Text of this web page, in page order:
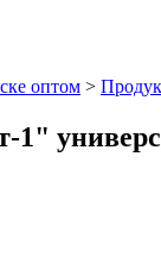
оптом >
1"